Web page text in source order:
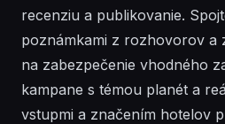
recenziu a publikovanie.
poznámkami z rozhovorov a
na zabezpečenie vhodného
kampane s témou planét a
vstupmi a značením hotelov